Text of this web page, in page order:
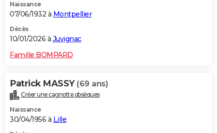
Naissance
07/06/1932 à Montpellier
Décès
10/01/2026 à Juvignac
Famille BOMPARD
Patrick MASSY (69 ans)
Créer une cagnotte obsèques
Naissance
30/04/1956 à Lille